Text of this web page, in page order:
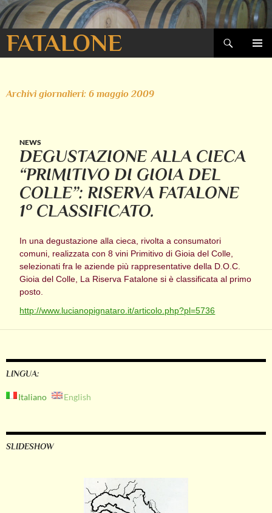
FATALONE
Cerca
VAI
Archivi giornalieri: 6 maggio 2009
NEWS
DEGUSTAZIONE ALLA CIECA
“PRIMITIVO DI GIOIA DEL
COLLE”: RISERVA FATALONE
1° CLASSIFICATO.
In una degustazione alla cieca, rivolta a consumatori
comuni, realizzata con 8 vini Primitivo di Gioia del Colle,
selezionati fra le aziende più rappresentative della D.O.C.
Gioia del Colle, La Riserva Fatalone si è classificata al primo
posto.
http://www.lucianopignataro.it/articolo.php?pl=5736
LINGUA:
Italiano English
SLIDESHOW